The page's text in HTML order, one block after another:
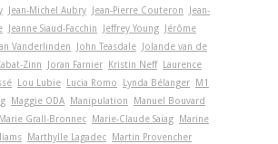
Jean-Michel Aubry Jean-Pierre Couteron
Jean-
Jeanne Siaud-Facchin Jeffrey Young
Jérôme
Vanderlinden John Teasdale
Jolande van de
Zinn Joran Farnier Kristin Neff
Laurence
Lou Lubie Lucia Romo Lynda Bélanger
M1
Maggie ODA Manipulation
Manuel Bouvard
Marie Grall-Bronnec Marie-Claude Saiag
Marine
Marthylle Lagadec
Martin Provencher